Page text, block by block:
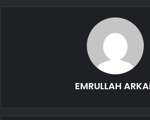
EMRULLAH